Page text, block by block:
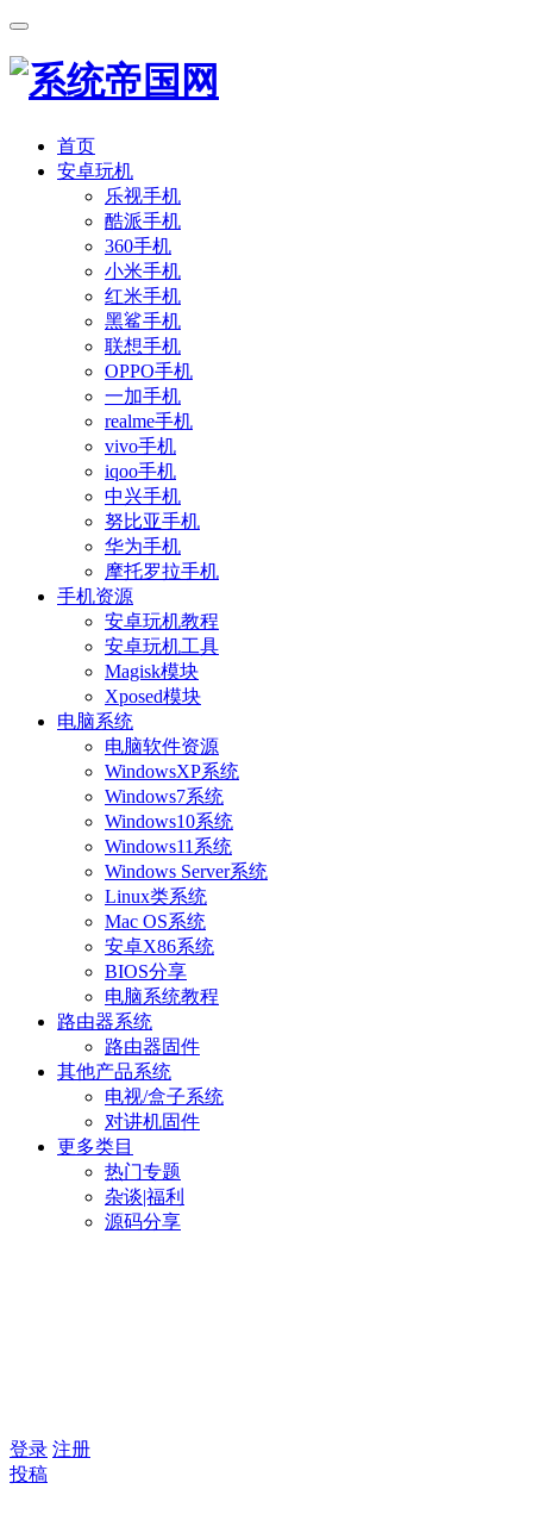
首页
安卓玩机
乐视手机
酷派手机
360手机
小米手机
红米手机
黑鲨手机
联想手机
OPPO手机
一加手机
realme手机
vivo手机
iqoo手机
中兴手机
努比亚手机
华为手机
摩托罗拉手机
手机资源
安卓玩机教程
安卓玩机工具
Magisk模块
Xposed模块
电脑系统
电脑软件资源
WindowsXP系统
Windows7系统
Windows10系统
Windows11系统
Windows Server系统
Linux类系统
Mac OS系统
安卓X86系统
BIOS分享
电脑系统教程
路由器系统
路由器固件
其他产品系统
电视/盒子系统
对讲机固件
更多类目
热门专题
杂谈|福利
源码分享
登录 注册
投稿